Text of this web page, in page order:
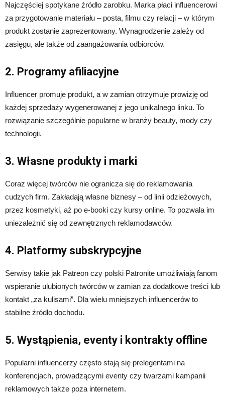
Najczęściej spotykane źródło zarobku. Marka płaci influencerowi
za przygotowanie materiału – posta, filmu czy relacji – w którym
produkt zostanie zaprezentowany. Wynagrodzenie zależy od
zasięgu, ale także od zaangażowania odbiorców.
2. Programy afiliacyjne
Influencer promuje produkt, a w zamian otrzymuje prowizję od
każdej sprzedaży wygenerowanej z jego unikalnego linku. To
rozwiązanie szczególnie popularne w branży beauty, mody czy
technologii.
3. Własne produkty i marki
Coraz więcej twórców nie ogranicza się do reklamowania
cudzych firm. Zakładają własne biznesy – od linii odzieżowych,
przez kosmetyki, aż po e-booki czy kursy online. To pozwala im
uniezależnić się od zewnętrznych reklamodawców.
4. Platformy subskrypcyjne
Serwisy takie jak Patreon czy polski Patronite umożliwiają fanom
wspieranie ulubionych twórców w zamian za dodatkowe treści lub
kontakt „za kulisami”. Dla wielu mniejszych influencerów to
stabilne źródło dochodu.
5. Wystąpienia, eventy i kontrakty offline
Popularni influencerzy często stają się prelegentami na
konferencjach, prowadzącymi eventy czy twarzami kampanii
reklamowych także poza internetem.